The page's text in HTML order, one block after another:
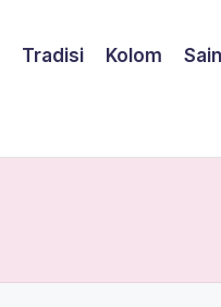
Tradisi Kolom